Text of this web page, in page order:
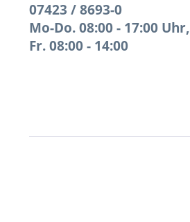
07423 / 8693-0
Mo-Do. 08:00 - 17:00 Uhr,
Fr. 08:00 - 14:00